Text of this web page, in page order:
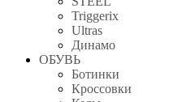
Triggerix
Ultras
Динамо
ОБУВЬ
Ботинки
Кроссовки